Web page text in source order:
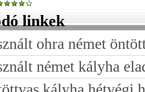
linkek
ohra német
német kályha